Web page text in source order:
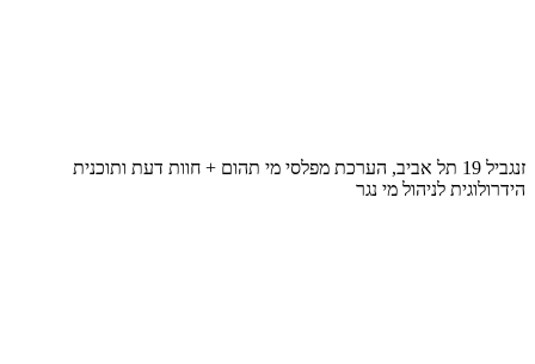
זנגביל 19 תל אביב, הערכת מפלסי מי תהום + חוות דעת ותוכנית
הידרולוגית לניהול מי נגר